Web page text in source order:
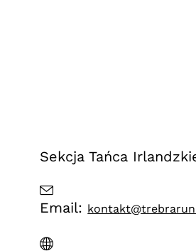
Sekcja Tańca
Email: